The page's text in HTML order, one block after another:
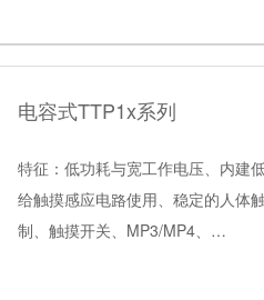
电容式TTP1x系列
特征：低功耗与宽工作电压、内建
给触摸感应电路使用、稳定的人体
制、触摸开关、MP3/MP4、…